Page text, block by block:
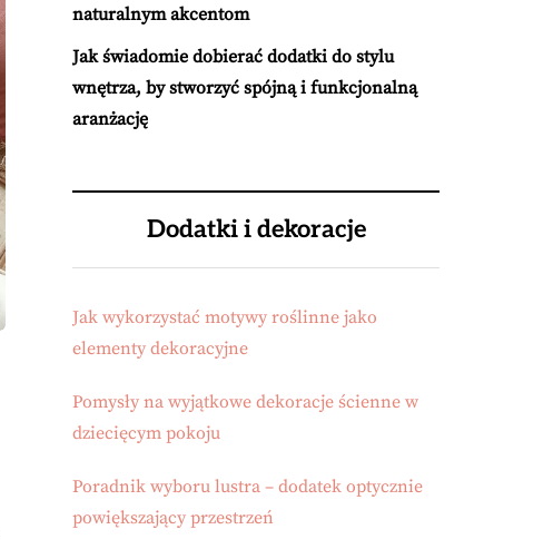
naturalnym akcentom
Jak świadomie dobierać dodatki do stylu
wnętrza, by stworzyć spójną i funkcjonalną
aranżację
Dodatki i dekoracje
Jak wykorzystać motywy roślinne jako
elementy dekoracyjne
Pomysły na wyjątkowe dekoracje ścienne w
dziecięcym pokoju
Poradnik wyboru lustra – dodatek optycznie
powiększający przestrzeń